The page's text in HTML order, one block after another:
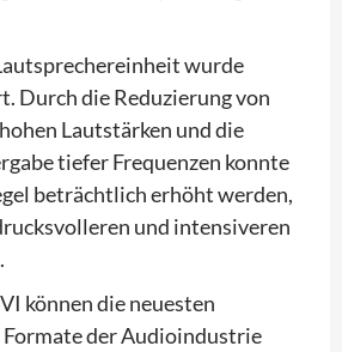
wurde
Durch die Reduzierung von
Lautstärken und die
tiefer Frequenzen konnte
beträchtlich erhöht werden,
und intensiveren
können die neuesten
Formate der Audioindustrie